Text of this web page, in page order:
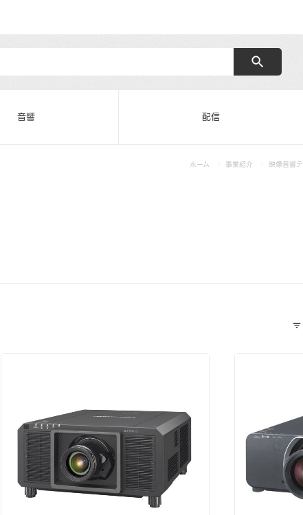
音響 配信
ホーム 事業紹介 映像音響